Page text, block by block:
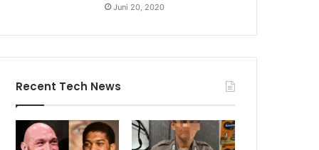
Juni 20, 2020
Recent Tech News